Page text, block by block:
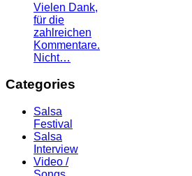
Vielen Dank,
für die
zahlreichen
Kommentare.
Nicht…
Categories
Salsa
Festival
Salsa
Interview
Video /